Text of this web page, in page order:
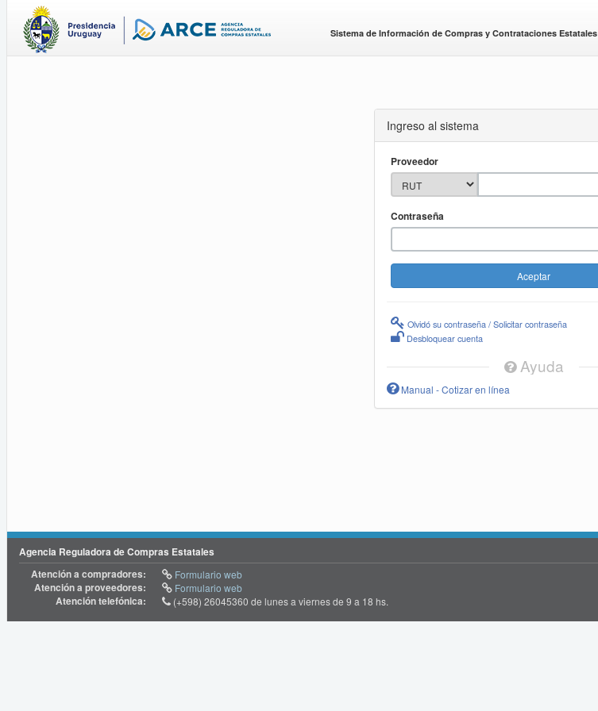
Sistema de Información de Compras y Contrataciones Estatales
Ingreso al sistema
Proveedor
Contraseña
Olvidó su contraseña / Solicitar contraseña
Desbloquear cuenta
Ayuda
Manual - Cotizar en línea
Agencia Reguladora de Compras Estatales
Atención a compradores:
Formulario web
Atención a proveedores: Formulario web
Atención telefónica: (+598) 26045360 de lunes a viernes de 9 a 18 hs.